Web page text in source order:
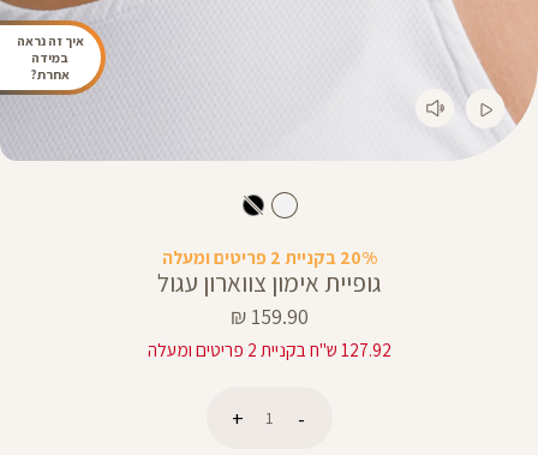
20% בקניית 2 פריטים ומעלה
גופיית אימון צווארון עגול
מחיר
מוצר
159.90 ₪
127.92 ש"ח בקניית 2 פריטים ומעלה
איך זה נראה
במידה
אחרת?